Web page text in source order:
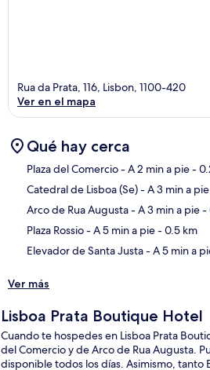
Rua da Prata, 116, Lisbon, 1100-420
Ver en el mapa
Qué hay cerca
Plaza del Comercio- A 2 min a pie-
Catedral de Lisboa (Se)- A 3 min a pie
Arco de Rua Augusta- A 3 min a pie-
Plaza Rossio- A 5 min a pie- 0.5 km
Elevador de Santa Justa- A 5 min a
Ver más
Lisboa Prata Boutique Hotel
Cuando te hospedes en Lisboa Prata
del Comercio y de Arco de Rua Augusta.
disponible todos los días. Asimismo, tanto